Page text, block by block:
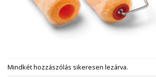
Mindkét hozzászólás sikeresen lezárva.